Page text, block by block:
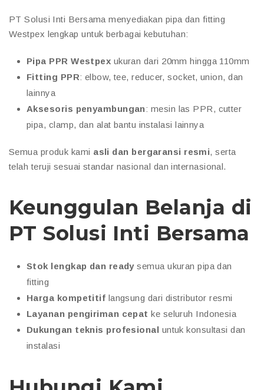
PT Solusi Inti Bersama menyediakan pipa dan fitting
Westpex lengkap untuk berbagai kebutuhan:
Pipa PPR Westpex ukuran dari 20mm hingga 110mm
Fitting PPR: elbow, tee, reducer, socket, union, dan
lainnya
Aksesoris penyambungan: mesin las PPR, cutter
pipa, clamp, dan alat bantu instalasi lainnya
Semua produk kami asli dan bergaransi resmi, serta
telah teruji sesuai standar nasional dan internasional.
Keunggulan Belanja di
PT Solusi Inti Bersama
Stok lengkap dan readysemua ukuran pipa dan
fitting
Harga kompetitif langsung dari distributor resmi
Layanan pengiriman cepat ke seluruh Indonesia
Dukungan teknis profesional untuk konsultasi dan
instalasi